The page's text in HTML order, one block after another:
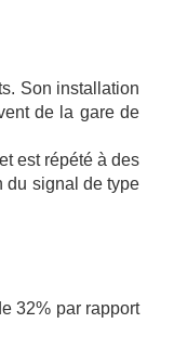
Son installation
de la gare de
est répété à des
du signal de type
32% par rapport